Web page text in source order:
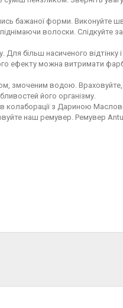
бажаної форми. Виконуйте
волоски. Слідкуйте за
більш насиченого відтінку і
ефекту можна витримати
змоченим водою.
його організму.
в колаборації з Дариною
наш ремувер. Ремувер